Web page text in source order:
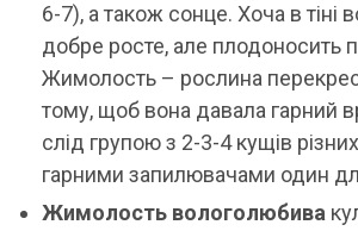
6-7), а також сонце. Хоча в тіні
добре росте, але плодоносить
Жимолость – рослина
тому, щоб вона давала гарний
слід групою з 2-3-4 кущів різних
гарними запилювачами один
Жимолость вологолюбива